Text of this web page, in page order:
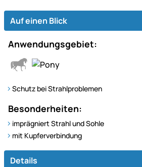
Auf einen Blick
Anwendungsgebiet:
Schutz bei Strahlproblemen
Besonderheiten:
imprägniert Strahl und Sohle
mit Kupferverbindung
Details